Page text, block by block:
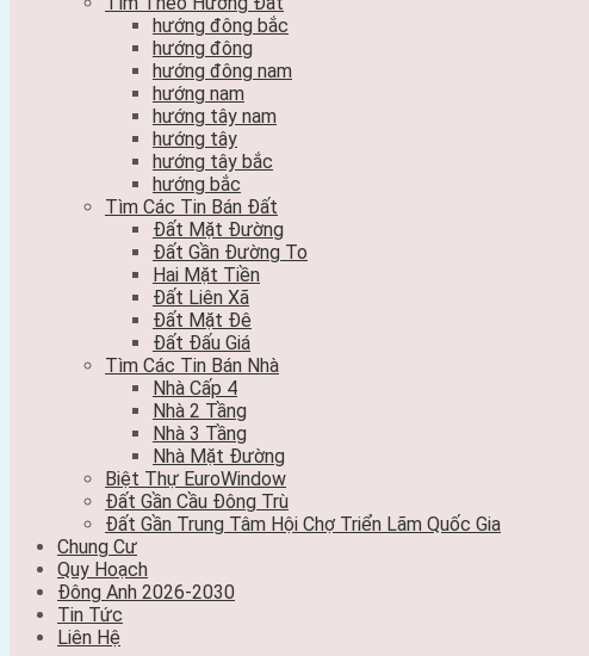
hướng đông bắc
hướng đông
hướng đông nam
hướng nam
hướng tây nam
hướng tây
hướng tây bắc
hướng bắc
Tìm Các Tin Bán Đất
Đất Mặt Đường
Đất Gần Đường To
Hai Mặt Tiền
Đất Liên Xã
Đất Mặt Đê
Đất Đấu Giá
Tìm Các Tin Bán Nhà
Nhà Cấp 4
Nhà 2 Tầng
Nhà 3 Tầng
Nhà Mặt Đường
Biệt Thự EuroWindow
Đất Gần Cầu Đông Trù
Đất Gần Trung Tâm Hội Chợ Triển Lãm Quốc Gia
Chung Cư
Quy Hoạch
Đông Anh 2026-2030
Tin Tức
Liên Hệ